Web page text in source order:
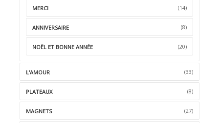
MERCI (14)
ANNIVERSAIRE (8)
NOËL ET BONNE ANNÉE (20)
L'AMOUR (33)
PLATEAUX (8)
MAGNETS (27)